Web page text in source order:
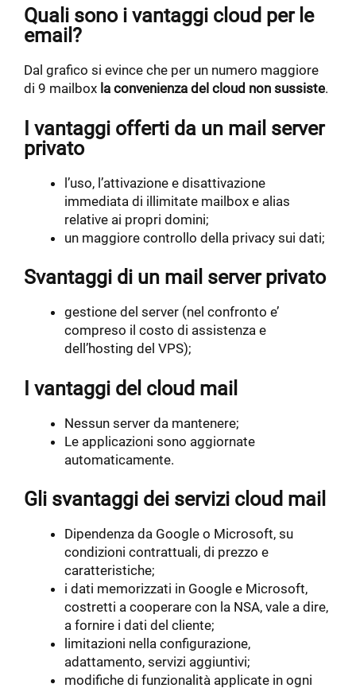
Quali sono i vantaggi cloud per le
email?
Dal grafico si evince che per un numero maggiore
di 9 mailbox la convenienza del cloud non sussiste.
I vantaggi offerti da un mail server
privato
l’uso, l’attivazione e disattivazione
immediata di illimitate mailbox e alias
relative ai propri domini;
un maggiore controllo della privacy sui dati;
Svantaggi di un mail server privato
gestione del server (nel confronto e’
compreso il costo di assistenza e
dell’hosting del VPS);
I vantaggi del cloud mail
Nessun server da mantenere;
Le applicazioni sono aggiornate
automaticamente.
Gli svantaggi dei servizi cloud mail
Dipendenza da Google o Microsoft, su
condizioni contrattuali, di prezzo e
caratteristiche;
i dati memorizzati in Google e Microsoft,
costretti a cooperare con la NSA, vale a dire,
a fornire i dati del cliente;
limitazioni nella configurazione,
adattamento, servizi aggiuntivi;
modifiche di funzionalità applicate in ogni